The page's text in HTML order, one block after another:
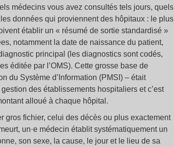
médecins vous avez consultés tels jours, quels
données qui proviennent des hôpitaux : le plus
établir un « résumé de sortie standardisé »
notamment la date de naissance du patient,
principal (les diagnostics sont codés,
éditée par l’OMS). Cette grosse base de
du Système d’Information (PMSI) – était
des établissements hospitaliers et c’est
alloué à chaque hôpital.
gros fichier, celui des décès ou plus exactement
un·e médecin établit systématiquement un
son sexe, la cause, le jour et le lieu de sa